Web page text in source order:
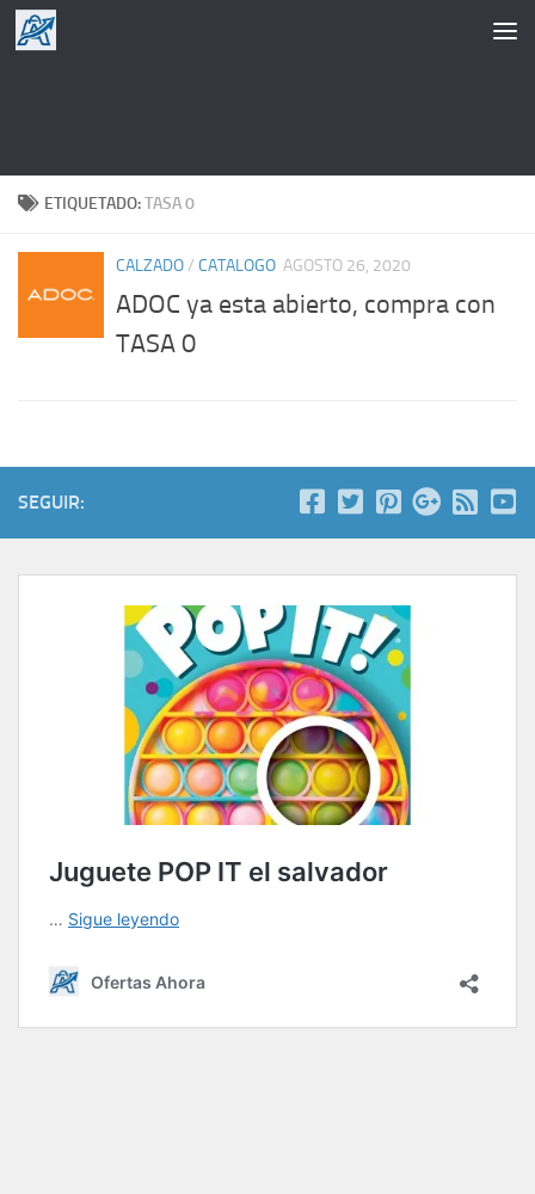
Saltar al contenido
ETIQUETADO:TASA 0
CALZADO/ CATALOGO AGOSTO 26, 2020
ADOC ya esta abierto, compra con
TASA 0
SEGUIR: